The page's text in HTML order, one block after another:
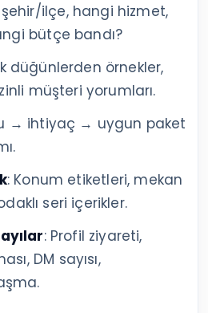
ilçe, hangi hizmet,
bütçe bandı?
düğünlerden örnekler,
müşteri yorumları.
→ ihtiyaç → uygun paket
: Konum etiketleri, mekan
seri içerikler.
: Profil ziyareti,
DM sayısı,